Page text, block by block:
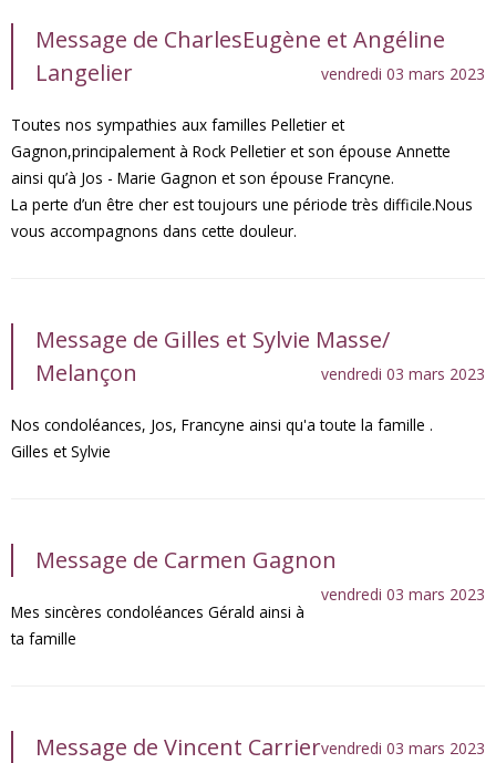
Message de CharlesEugène et Angéline
Langelier
vendredi 03 mars 2023
Toutes nos sympathies aux familles Pelletier et
Gagnon,principalement à Rock Pelletier et son épouse Annette
ainsi qu’à Jos - Marie Gagnon et son épouse Francyne.
La perte d’un être cher est toujours une période très difficile.Nous
vous accompagnons dans cette douleur.
Message de Gilles et Sylvie Masse/
Melançon
vendredi 03 mars 2023
Nos condoléances, Jos, Francyne ainsi qu'a toute la famille .
Gilles et Sylvie
Message de Carmen Gagnon
vendredi 03 mars 2023
Mes sincères condoléances Gérald ainsi à
ta famille
Message de Vincent Carriervendredi 03 mars 2023